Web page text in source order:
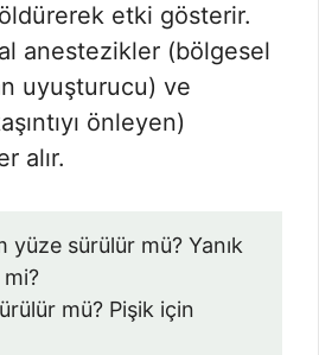
etki gösterir.
anestezikler (bölgesel
uyuşturucu) ve
önleyen)
alır.
yüze sürülür mü? Yanık
mü? Pişik için